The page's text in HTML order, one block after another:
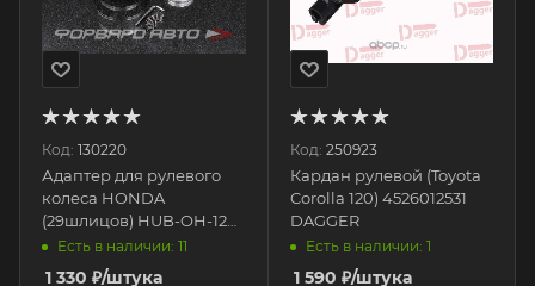
Код: 130220
Адаптер для рулевого
колеса HONDA
(29шлицов) HUB-OH-124
EPMAN
Есть в наличии: 11
1 330 ₽/штука
Код: 250923
Кардан рулевой (Toyota
Corolla 120) 4526012531
DAGGER
Есть в наличии: 1
1 590 ₽/штука